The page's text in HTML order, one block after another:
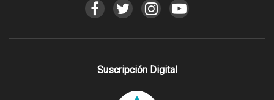
Suscripción Digital